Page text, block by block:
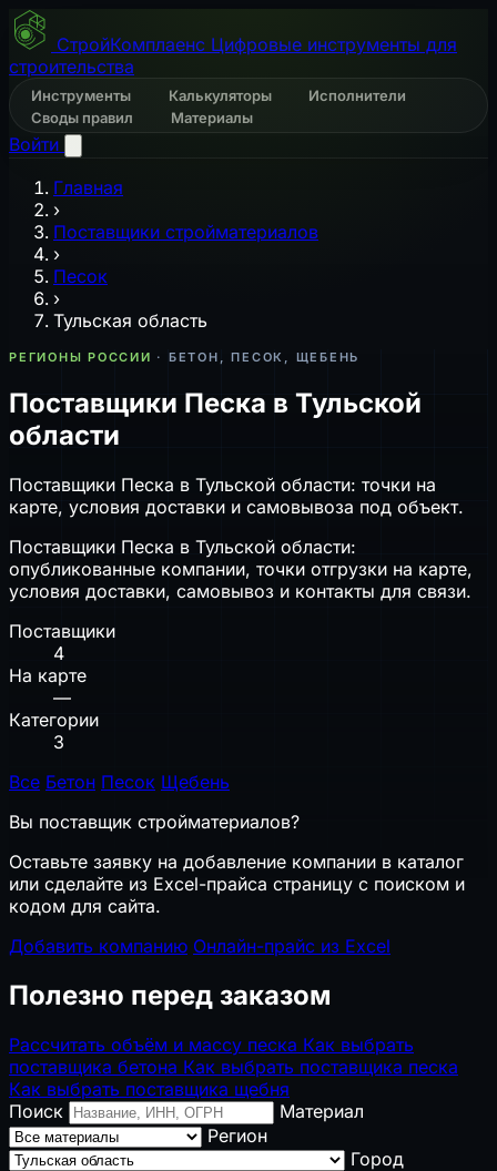
СтройКомплаенс Цифровые инструменты для
строительства
Инструменты Калькуляторы
Исполнители
Своды правил
Материалы
Войти
Главная
›
Поставщики стройматериалов
›
Песок
›
Тульская область
РЕГИОНЫ РОССИИ · БЕТОН, ПЕСОК, ЩЕБЕНЬ
Поставщики Песка в Тульской
области
Поставщики Песка в Тульской области: точки на
карте, условия доставки и самовывоза под объект.
Поставщики Песка в Тульской области:
опубликованные компании, точки отгрузки на карте,
условия доставки, самовывоз и контакты для связи.
Поставщики
4
На карте
—
Категории
3
Все Бетон Песок Щебень
Вы поставщик стройматериалов?
Оставьте заявку на добавление компании в каталог
или сделайте из Excel-прайса страницу с поиском и
кодом для сайта.
Добавить компанию Онлайн-прайс из Excel
Полезно перед заказом
Рассчитать объём и массу песка Как выбрать
поставщика бетона Как выбрать поставщика песка
Как выбрать поставщика щебня
Поиск
Материал
Регион
Город